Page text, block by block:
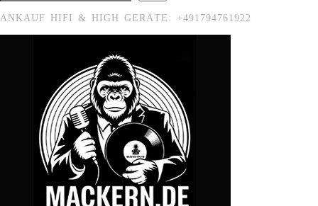
ANKAUF HIFI & HIGH GERÄTE: +491794761922